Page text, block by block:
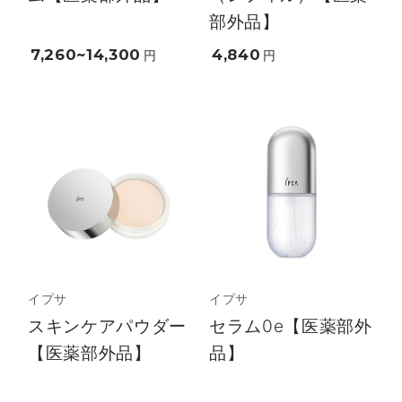
7,260~14,300 円
部外品】
4,840 円
イプサ
スキンケアパウダー
【医薬部外品】
イプサ
セラム0e【医薬部外
品】